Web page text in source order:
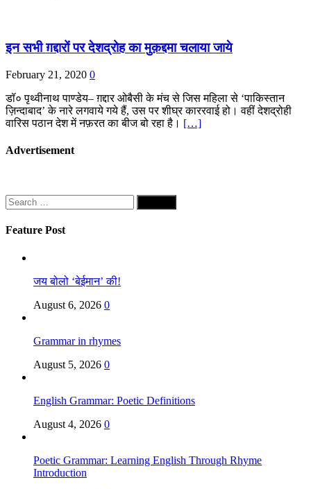
इन सभी ग़द्दारों पर देशद्रोह का मुक़द्दमा चलाया जाये
February 21, 2020 0
डॉ० पृथ्वीनाथ पाण्डेय– ग़द्दार ओबैसी के मंच से जिस महिला से ‘पाकिस्तान
ज़िन्दाबाद’ के नारे लगवाये गये हैं, उस पर शीघ्र काररवाई हो। वहीं देशद्रोही
वारिस पठान देश में नफ़रत का बीज बो रहा है। […]
Advertisement
Search
for:
Feature Post
जय बोलो ‘बेईमान’ की!
August 6, 2026 0
Grammar in rhymes
August 5, 2026 0
English Grammar: Poetic Definitions
August 4, 2026 0
Poetic Grammar: Learning English Through Rhyme
Introduction